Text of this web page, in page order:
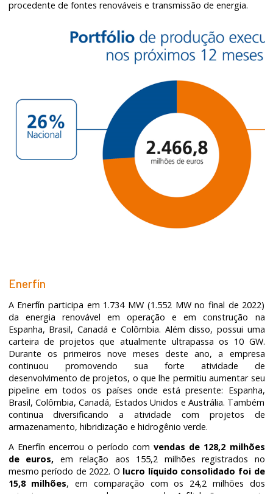
procedente de fontes renováveis e transmissão de energia.
Enerfín
A Enerfín participa em 1.734 MW (1.552 MW no final de 2022)
da energia renovável em operação e em construção na
Espanha, Brasil, Canadá e Colômbia. Além disso, possui uma
carteira de projetos que atualmente ultrapassa os 10 GW.
Durante os primeiros nove meses deste ano, a empresa
continuou promovendo sua forte atividade de
desenvolvimento de projetos, o que lhe permitiu aumentar seu
pipeline em todos os países onde está presente: Espanha,
Brasil, Colômbia, Canadá, Estados Unidos e Austrália. Também
continua diversificando a atividade com projetos de
armazenamento, hibridização e hidrogênio verde.
A Enerfín encerrou o período comvendas de 128,2 milhões
de euros, em relação aos 155,2 milhões registrados no
mesmo período de 2022. O lucro líquido consolidado foi de
15,8 milhões, em comparação com os 24,2 milhões dos